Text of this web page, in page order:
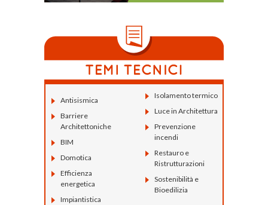
Antisismica
Barriere
Architettoniche
BIM
Domotica
Efficienza
energetica
Impiantistica
Isolamento termico
Luce in Architettura
Prevenzione
incendi
Restauro e
Ristrutturazioni
Sostenibilità e
Bioedilizia